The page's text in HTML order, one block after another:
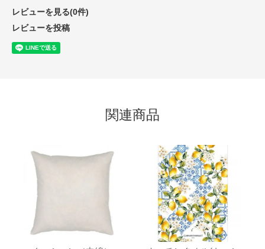
レビューを見る(0件)
レビューを投稿
関連商品